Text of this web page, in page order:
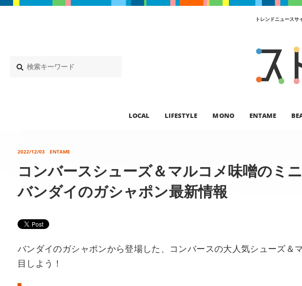
トレンドニュースサ
LOCAL LIFESTYLE MONO ENTAME
2022/12/03 ENTAME
コンバースシューズ＆マルコメ味噌のミ
バンダイのガシャポン最新情報
バンダイのガシャポンから登場した、コンバースの大人気シューズ＆
目しよう！